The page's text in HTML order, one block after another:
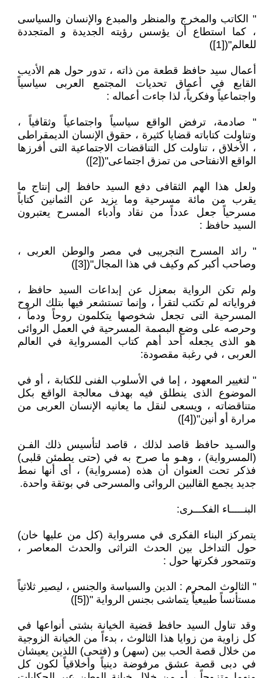
" الكاتب والمخرج والمنظر والمبدع والإنسان والسياسى
، كما استطاع أن يؤسس رؤيته الجديدة و المتجددة
للعالم"([1])
أعمال سيد حافظ قطعة من ذاته ، تدور حول هم الأديب
القابع في أعماق تحديات المجتمع العربى سياسياً
واجتماعياً وفكرياً، لذا جاءت أعماله :
" صادمة، ترفض الواقع سياسياً واجتماعياً وثقافياً ،
وتناولت كتاباته قضايا كثيرة ، حقوق الإنسان الديمقراطى
، الأخلاق ، تناولت كل التناقضات الاجتماعية التى أفرزها
الواقع الانفتاحى من تمزق اجتماعى"([2])
ولعل هذا الهم الثقافى دفع السيد حافظ إلى إنتاج ما
يقرب من مائة مسرحية وما يزيد عن الثمانين كتاباً
مسرحياً جعل عدداً من نقاد وأدباء المسرح يعتبرون
السيد حافظ :
" رائد المسرح التجريبى في مصر والوطن العربى ،
وصاحب أكبر كم وكيف في هذا المجال"([3])
ولم تكن الرواية بمعزل عن إبداعات السيد حافظ ،
فرواياته لم تكتب لتقرأ ، وإنما تستشعر فيها بتلك الروح
المسرحية التى تجعل شخوصها يتكلمون روحاً ودماً ،
وحرصه على وضع البصمة المسرحية في العمل الروائى
هو الذى يجعله أحد أهم كتاب المسرواية في العالم
العربى ، في رغبة مقصودة:
" لتغيير المعهود ، إما في الأسلوب الفنى للكتابة ، أو في
الموضوع الذى ينطلق فيه بهدف معالجة الواقع بكل
متناقضاته ، ويسعى لنقل ما يعانيه الإنسان العربى من
مرارة أو أنين"([4])
والسـيد حافظ قاصد لذلك ، قاصد لتأسيس ذلك الفـن
(المسرواية) ، وهـو ما صرح به في (حتى يطمئن قلبى)
فذكر تحت العنوان أن هذه (مسرواية) ، أى أنها نمط
جديد يجمع القالبين الروائى والمسرحى في بوتقة واحدة.
البنـــــاء الفكـــرى:
يتمركز البناء الفكرى في مسرواية (كل من عليها خان)
حول التداخل بين الحدث التراثى والحدث المعاصر ،
وتتمحور فكرتها حول :
" الثالوث المحرم : الدين والسياسة والجنس ، ليصير ثلاثياً
مستأنساً طبيعياً يتماشى بجنس الرواية "([5])
وقد تناول السيد حافظ قضية الخيانة بشتى أنواعها في
كل زاوية من زوايا هذا الثالوث ، بدءاً من الخيانة الزوجية
من خلال قصة الحب بين (سهر) و (فتحى) اللذين يعيشان
في دبى قصة عشق مرفوضة دينياً وأخلاقياً لكون كل